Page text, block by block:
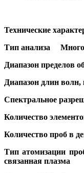
Технические
Тип анализа
Диапазон
Диапазон длин
Спектральное
Количество
Количество проб
Тип атомизации
связанная плазма